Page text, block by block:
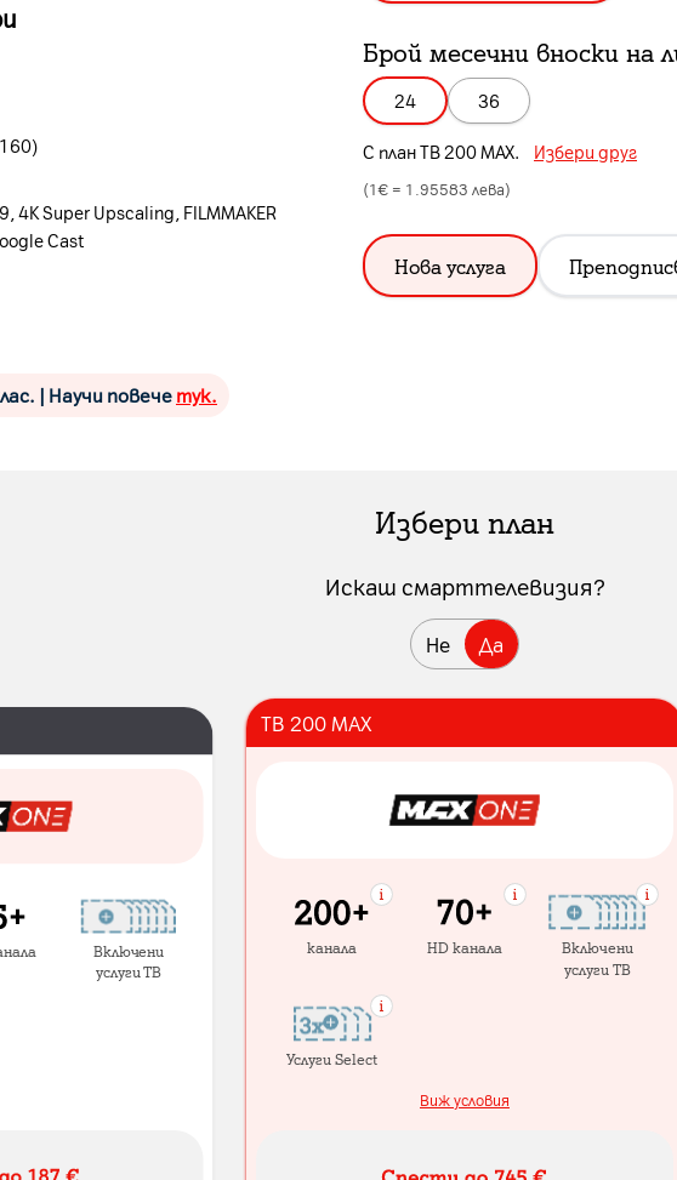
4K Super Upscaling, FILMMAKER
Cast
| Научи повече тук.
Брой месечни вноски на
24 36
С планТВ 200 MAX. Избери друг
(1€ = 1.95583 лева)
Нова услуга
Избери план
Искаш смарттелевизия?
Не Да
Включени
услуги ТВ
ТВ 200 MAX
канала HD канала
Включени
услуги ТВ
Услуги Select
Виж условия